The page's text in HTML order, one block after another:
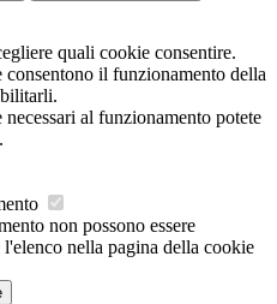
quali cookie consentire.
il funzionamento della
al funzionamento potete
.
non possono essere
nella pagina della cookie